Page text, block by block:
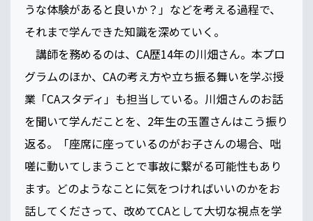
うな体験があると良いか？」などを考える過程で、
それまで学んできた知識を深めていく。
講師を務めるのは、CA歴14年の川畑さん。本プロ
グラムのほか、CAの考え方や立ち振る舞いを学ぶ授
業「CAスタディ」も担当している。川畑さんのお話
を聞いて学んだことを、2年生の玉置さんはこう振り
返る。「座席に座っているのがお子さんの場合、咄
嗟に動いてしまうことで事故に繋がる可能性もあり
ます。どのようなことに気をつければいいのかをお
話してくださって、改めてCAとして大切な視点を学